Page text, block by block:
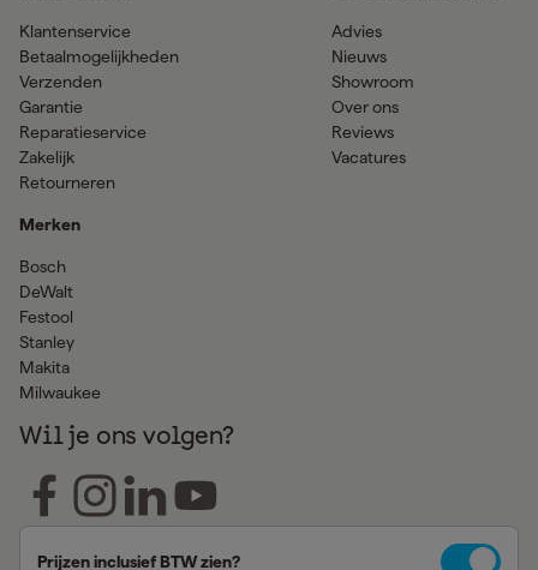
Klantenservice
Betaalmogelijkheden
Verzenden
Garantie
Reparatieservice
Zakelijk
Retourneren
Merken
Bosch
DeWalt
Festool
Stanley
Makita
Milwaukee
Advies
Nieuws
Showroom
Over ons
Reviews
Vacatures
Wil je ons volgen?
Prijzen inclusief BTW zien?